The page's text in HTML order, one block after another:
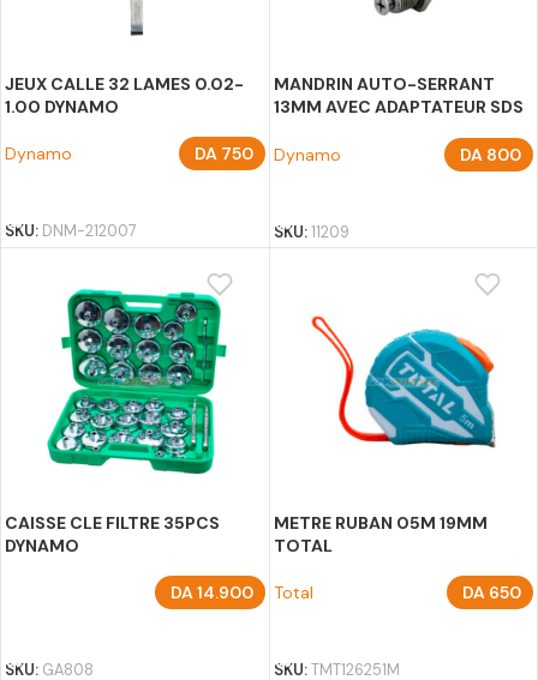
JEUX CALLE 32 LAMES 0.02-
1.00 DYNAMO
Dynamo DA750
SKU: DNM-212007
MANDRIN AUTO-SERRANT
13MM AVEC ADAPTATEUR SDS
Dynamo
DA 800
SKU:11209
CAISSE CLE FILTRE 35PCS
DYNAMO
DA14.900
SKU: GA808
METRE RUBAN 05M 19MM
TOTAL
Total DA 650
SKU:TMT126251M